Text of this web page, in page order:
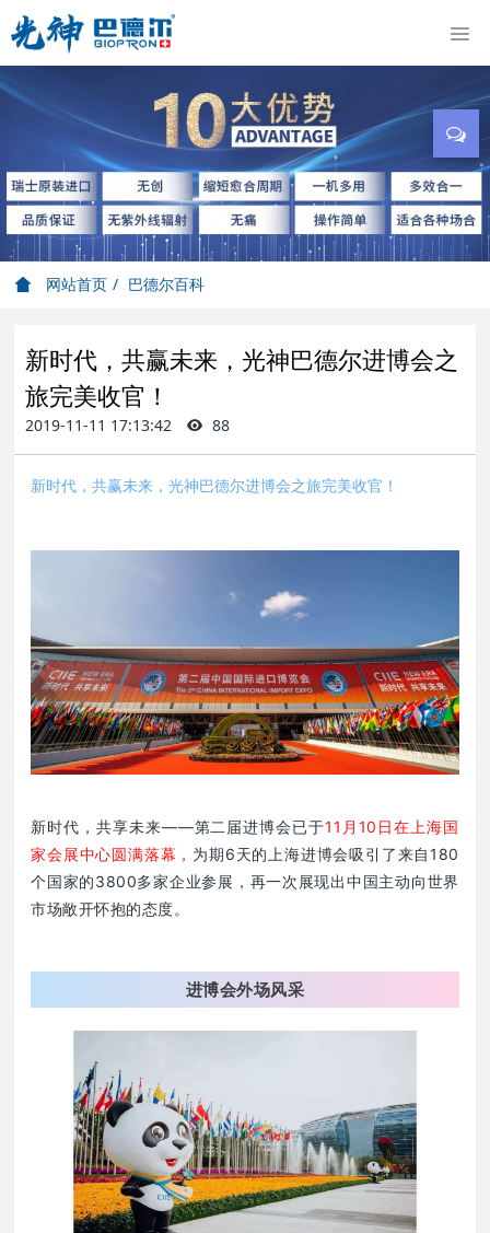
网站首页 巴德尔百科
新时代，共赢未来，光神巴德尔进博会之
旅完美收官！
2019-11-11 17:13:42 88
新时代，共赢未来，光神巴德尔进博会之旅完美收官！
新时代，共享未来——第二届进博会已于11月10日在上海国
家会展中心圆满落幕， 为期6天的上海进博会吸引了来自180
个国家的3800多家企业参展，再一次展现出中国主动向世界
市场敞开怀抱的态度。
进博会外场风采